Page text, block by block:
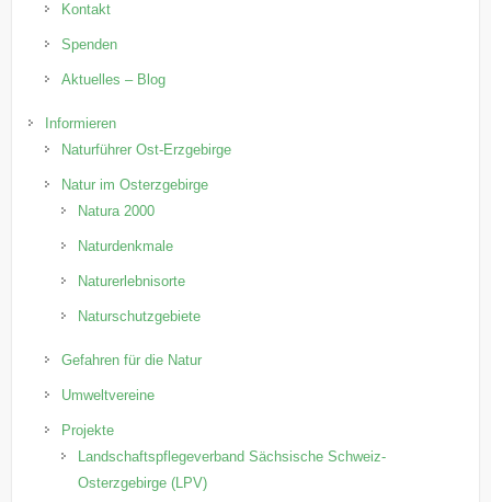
Kontakt
Spenden
Aktuelles – Blog
Informieren
Naturführer Ost-Erzgebirge
Natur im Osterzgebirge
Natura 2000
Naturdenkmale
Naturerlebnisorte
Naturschutzgebiete
Gefahren für die Natur
Umweltvereine
Projekte
Landschaftspflegeverband Sächsische Schweiz-
Osterzgebirge (LPV)